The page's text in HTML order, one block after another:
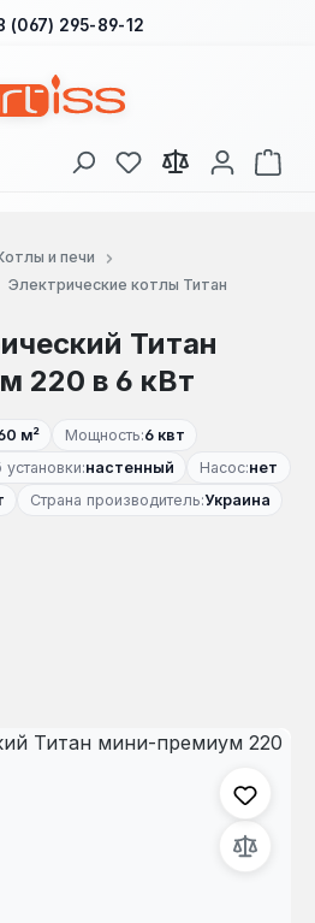
содержанию
(067) 295-89-12
У вас есть товары
В
и печи
Электрические котлы Титан
Титан
220 в 6 кВт
м² Мощность:6 квт
настенный Насос:нет
Страна производитель:Украина
изображений